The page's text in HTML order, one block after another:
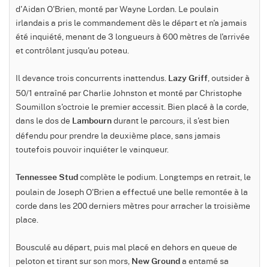
d'Aidan O'Brien, monté par Wayne Lordan. Le poulain
irlandais a pris le commandement dès le départ et n'a jamais
été inquiété, menant de 3 longueurs à 600 mètres de l'arrivée
et contrôlant jusqu'au poteau.
Il devance trois concurrents inattendus. Lazy Griff , outsider à
50/1 entraîné par Charlie Johnston et monté par Christophe
Soumillon s'octroie le premier accessit. Bien placé à la corde,
dans le dos de
Lambourn durant le parcours, il s'est bien
défendu pour prendre la deuxième place, sans jamais
toutefois pouvoir inquiéter le vainqueur.
Tennessee Stud complète le podium. Longtemps en retrait, le
poulain de Joseph O'Brien a effectué une belle remontée à la
corde dans les 200 derniers mètres pour arracher la troisième
place.
Bousculé au départ, puis mal placé en dehors en queue de
peloton et tirant sur son mors,
New Ground a entamé sa